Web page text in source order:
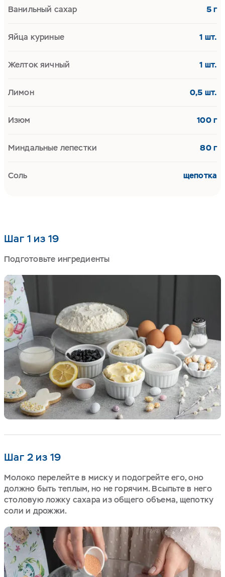
Шаг 1 из 19
Подготовьте ингредиенты
Шаг 2 из 19
Молоко перелейте в миску и подогрейте его, оно
должно быть теплым, но не горячим. Всыпьте в него
столовую ложку сахара из общего объема, щепотку
соли и дрожжи.
Ванильный сахар 5 г
Яйца куриные 1 шт.
Желток яичный 1 шт.
Лимон 0,5 шт.
Изюм 100 г
Миндальные лепестки 80 г
Соль щепотка